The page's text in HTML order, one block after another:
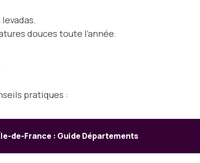
douces toute l’année.
pratiques :
de-France : Guide Départements